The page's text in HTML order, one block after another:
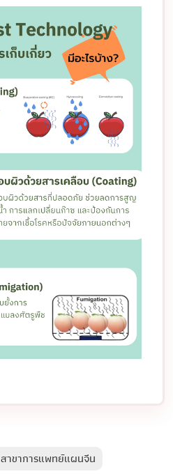
าขาการแพทย์แผนจีน